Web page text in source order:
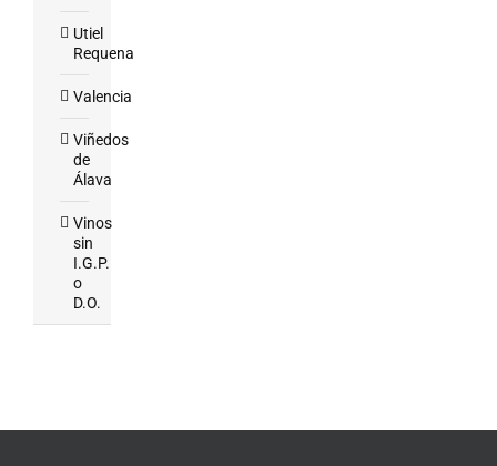
Utiel
Requena
Valencia
Viñedos
de
Álava
Vinos
sin
I.G.P.
o
D.O.